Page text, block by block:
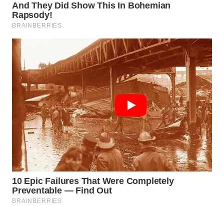
SUBANG
WN
PURWAKARTA
WN
PRIANGAN
TIMUR
WN
SEMARANG
WN
SOLO